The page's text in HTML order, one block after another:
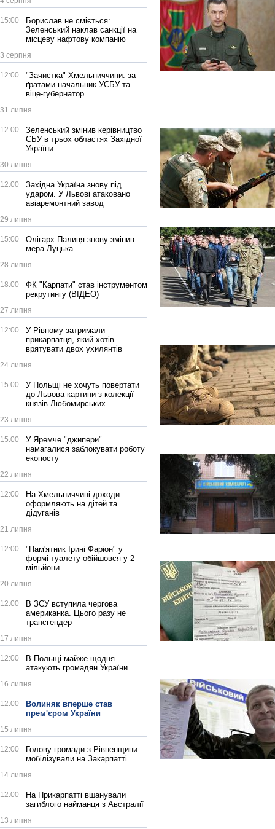
15:00
Борислав не сміється:
Зеленський наклав санкції на
місцеву нафтову компанію
3 серпня
12:00
"Зачистка" Хмельниччини: за
ґратами начальник УСБУ та
віце-губернатор
31 липня
12:00
Зеленський змінив керівництво
СБУ в трьох областях Західної
України
30 липня
12:00
Західна Україна знову під
ударом. У Львові атаковано
авіаремонтний завод
29 липня
15:00
Олігарх Палиця знову змінив
мера Луцька
28 липня
18:00
ФК "Карпати" став інструментом
рекрутингу (ВІДЕО)
27 липня
12:00
У Рівному затримали
прикарпатця, який хотів
врятувати двох ухилянтів
24 липня
15:00
У Польщі не хочуть повертати
до Львова картини з колекції
князів Любомирських
23 липня
15:00
У Яремче "джипери"
намагалися заблокувати роботу
екопосту
22 липня
12:00
На Хмельниччині доходи
оформляють на дітей та
дідуганів
21 липня
12:00
"Пам'ятник Ірині Фаріон" у
формі туалету обійшовся у 2
мільйони
20 липня
12:00
В ЗСУ вступила чергова
американка. Цього разу не
трансгендер
17 липня
12:00
В Польщі майже щодня
атакують громадян України
16 липня
12:00
Волиняк вперше став
прем'єром України
15 липня
12:00
Голову громади з Рівненщини
мобілізували на Закарпатті
14 липня
12:00
На Прикарпатті вшанували
загиблого найманця з Австралії
13 липня